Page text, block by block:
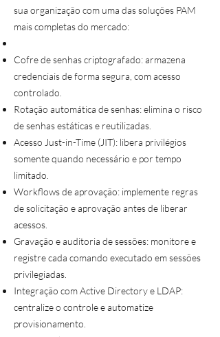
sua organização com uma das soluções PAM
mais completas do mercado:
Cofre de senhas criptografado: armazena
credenciais de forma segura, com acesso
controlado.
Rotação automática de senhas: elimina o risco
de senhas estáticas e reutilizadas.
Acesso Just-in-Time (JIT): libera privilégios
somente quando necessário e por tempo
limitado.
Workflows de aprovação: implemente regras
de solicitação e aprovação antes de liberar
acessos.
Gravação e auditoria de sessões: monitore e
registre cada comando executado em sessões
privilegiadas.
Integração com Active Directory e LDAP:
centralize o controle e automatize
provisionamento.